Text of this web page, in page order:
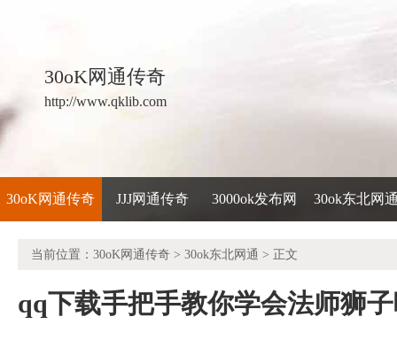
30oK网通传奇
http://www.qklib.com
30oK网通传奇 JJJ网通传奇 3000ok发布网 30ok东北网
当前位置： 30oK网通传奇 > 30ok东北网通 > 正文
qq下载手把手教你学会法师狮